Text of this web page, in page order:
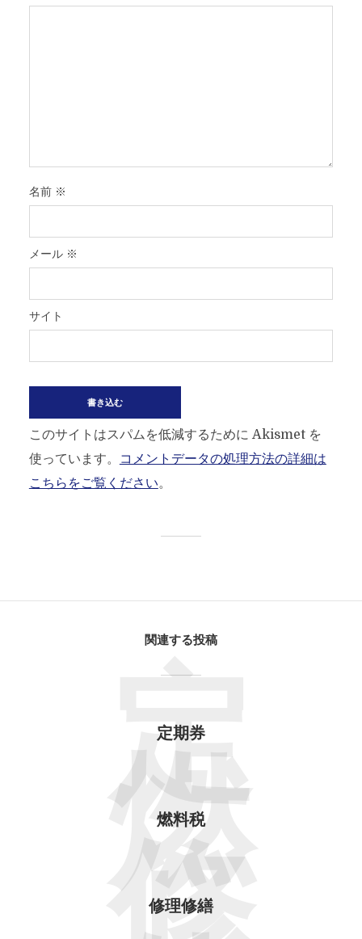
名前 ※
メール ※
サイト
このサイトはスパムを低減するために Akismet を
使っています。
コメントデータの処理方法の詳細は
こちらをご覧ください。
関連する投稿
定期券
定
燃料税
燃
修理修繕